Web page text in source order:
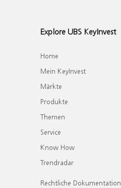
Explore UBS KeyInvest
Home
Mein KeyInvest
Märkte
Produkte
Themen
Service
Know How
Trendradar
Rechtliche Dokumentation